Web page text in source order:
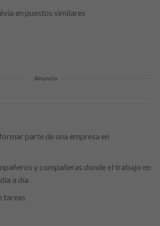
en puestos similares
Anuncio
parte de una empresa en
y compañeras donde el trabajo en
a día
tareas